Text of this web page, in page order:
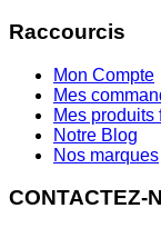
Raccourcis
Mon Compte
Mes
Mes produits
Notre Blog
Nos marques
CONTACTEZ-